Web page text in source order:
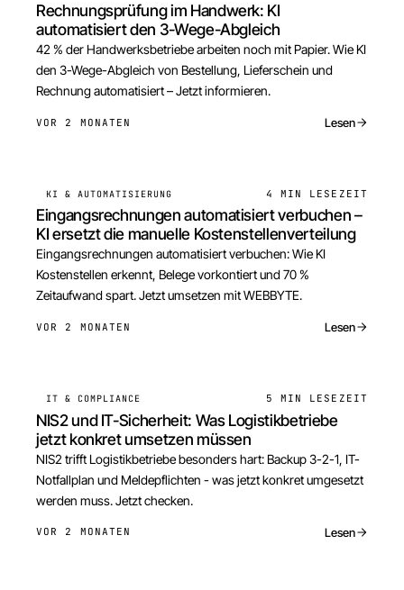
Rechnungsprüfung im Handwerk: KI
automatisiert den 3-Wege-Abgleich
42 % der Handwerksbetriebe arbeiten noch mit Papier. Wie KI
den 3-Wege-Abgleich von Bestellung, Lieferschein und
Rechnung automatisiert – Jetzt informieren.
VOR 2 MONATEN Lesen
KI & AUTOMATISIERUNG 4 MIN LESEZEIT
Eingangsrechnungen automatisiert verbuchen –
KI ersetzt die manuelle Kostenstellenverteilung
Eingangsrechnungen automatisiert verbuchen: Wie KI
Kostenstellen erkennt, Belege vorkontiert und 70 %
Zeitaufwand spart. Jetzt umsetzen mit WEBBYTE.
VOR 2 MONATEN Lesen
IT & COMPLIANCE 5 MIN LESEZEIT
NIS2 und IT-Sicherheit: Was Logistikbetriebe
jetzt konkret umsetzen müssen
NIS2 trifft Logistikbetriebe besonders hart: Backup 3-2-1, IT-
Notfallplan und Meldepflichten - was jetzt konkret umgesetzt
werden muss. Jetzt checken.
VOR 2 MONATEN Lesen